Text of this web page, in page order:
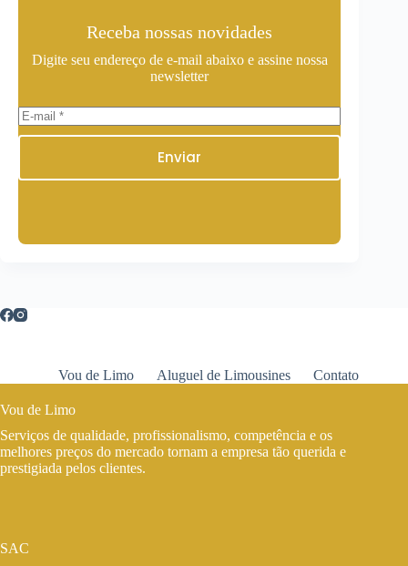
Receba nossas novidades
Digite seu endereço de e-mail abaixo e assine nossa
newsletter
Enviar
Vou de Limo Aluguel de Limousines Contato
Vou de Limo
Serviços de qualidade, profissionalismo, competência e os
melhores preços do mercado tornam a empresa tão querida e
prestigiada pelos clientes.
SAC